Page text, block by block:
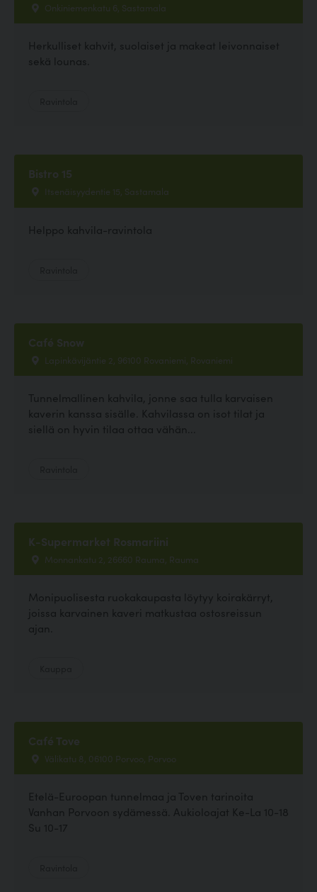
Onkiniemenkatu 6, Sastamala
Herkulliset kahvit, suolaiset ja makeat leivonnaiset
sekä lounas.
Bistro 15
Itsenäisyydentie 15, Sastamala
Helppo kahvila-ravintola
Café Snow
Lapinkävijäntie 2, 96100 Rovaniemi, Rovaniemi
Tunnelmallinen kahvila, jonne saa tulla karvaisen
kaverin kanssa sisälle. Kahvilassa on isot tilat ja
siellä on hyvin tilaa ottaa vähän...
K-Supermarket Rosmariini
Monnankatu 2, 26660 Rauma, Rauma
Monipuolisesta ruokakaupasta löytyy koirakärryt,
joissa karvainen kaveri matkustaa ostosreissun
ajan.
Café Tove
Välikatu 8, 06100 Porvoo, Porvoo
Etelä-Euroopan tunnelmaa ja Toven tarinoita
Vanhan Porvoon sydämessä. Aukioloajat Ke-La 10-18
Su 10-17